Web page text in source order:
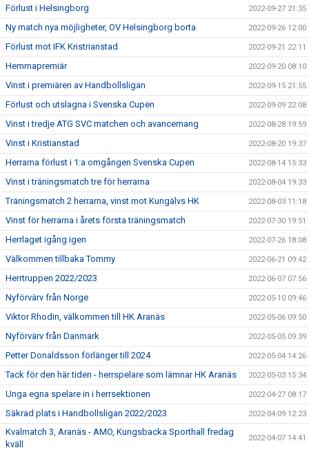
Förlust i Helsingborg 2022-09-27 21:35
Ny match nya möjligheter, OV Helsingborg borta 2022-09-26 12:00
Förlust mot IFK Kristrianstad 2022-09-21 22:11
Hemmapremiär 2022-09-20 08:10
Vinst i premiären av Handbollsligan 2022-09-15 21:55
Förlust och utslagna i Svenska Cupen 2022-09-09 22:08
Vinst i tredje ATG SVC matchen och avancemang 2022-08-28 19:59
Vinst i Kristianstad 2022-08-20 19:37
Herrarna förlust i 1:a omgången Svenska Cupen 2022-08-14 15:33
Vinst i träningsmatch tre för herrarna 2022-08-04 19:33
Träningsmatch 2 herrarna, vinst mot Kungälvs HK 2022-08-03 11:18
Vinst för herrarna i årets första träningsmatch 2022-07-30 19:51
Herrlaget igång igen 2022-07-26 18:08
Välkommen tillbaka Tommy 2022-06-21 09:42
Herrtruppen 2022/2023 2022-06-07 07:56
Nyförvärv från Norge 2022-05-10 09:46
Viktor Rhodin, välkommen till HK Aranäs 2022-05-06 09:50
Nyförvärv från Danmark 2022-05-05 09:39
Petter Donaldsson förlänger till 2024 2022-05-04 14:26
Tack för den här tiden - herrspelare som lämnar HK Aranäs 2022-05-03 15:34
Unga egna spelare in i herrsektionen 2022-04-27 08:17
Säkrad plats i Handbollsligan 2022/2023 2022-04-09 12:23
Kvalmatch 3, Aranäs - AMO, Kungsbacka Sporthall fredag
kväll
2022-04-07 14:41